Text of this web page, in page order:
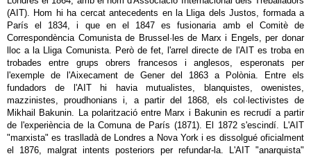
(AIT). Hom hi ha cercat antecedents en la Lliga dels Justos, formada a
París el 1834, i que en el 1847 es fusionaria amb el Comitè de
Correspondència Comunista de Brussel·les de Marx i Engels, per donar
lloc a la Lliga Comunista. Però de fet, l'arrel directe de l'AIT es troba en
trobades entre grups obrers francesos i anglesos, esperonats per
l'exemple de l'Aixecament de Gener del 1863 a Polònia. Entre els
fundadors de l'AIT hi havia mutualistes, blanquistes, owenistes,
mazzinistes, proudhonians i, a partir del 1868, els col·lectivistes de
Mikhail Bakunin. La polarització entre Marx i Bakunin es recrudí a partir
de l'experiència de la Comuna de París (1871). El 1872 s'escindí. L'AIT
"marxista" es traslladà de Londres a Nova York i es dissolgué oficialment
el 1876, malgrat intents posteriors per refundar-la. L'AIT "anarquista"